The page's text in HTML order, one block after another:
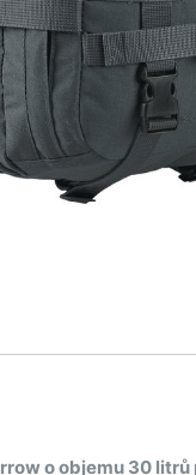
o objemu 30